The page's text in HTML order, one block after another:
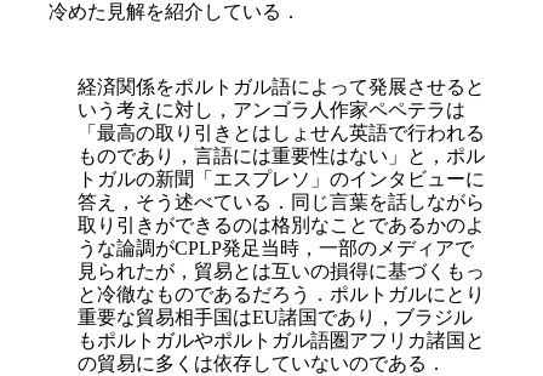
冷めた見解を紹介している．
経済関係をポルトガル語によって発展させると
いう考えに対し，アンゴラ人作家ペペテラは
「最高の取り引きとはしょせん英語で行われる
ものであり，言語には重要性はない」と，ポル
トガルの新聞「エスプレソ」のインタビューに
答え，そう述べている．同じ言葉を話しながら
取り引きができるのは格別なことであるかのよ
うな論調がCPLP発足当時，一部のメディアで
見られたが，貿易とは互いの損得に基づくもっ
と冷徹なものであるだろう．ポルトガルにとり
重要な貿易相手国はEU諸国であり，ブラジル
もポルトガルやポルトガル語圏アフリカ諸国と
の貿易に多くは依存していないのである．